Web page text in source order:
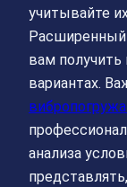
учитывайте
Расширенный
вам
вариантах.
анализа